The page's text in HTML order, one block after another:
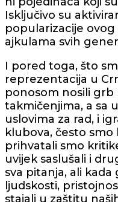
Isključivo su
popularizacije
ajkulama svih
I pored toga, što
reprezentacija u
ponosom nosili grb
takmičenjima, a sa
uslovima za rad, i
klubova, često
prihvatali smo
uvijek saslušali i
sva pitanja, ali
ljudskosti,
stajali u zaštitu